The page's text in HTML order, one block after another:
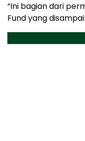
“Ini bagian dari
Fund yang